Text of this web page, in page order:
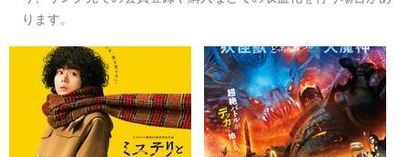
ります。